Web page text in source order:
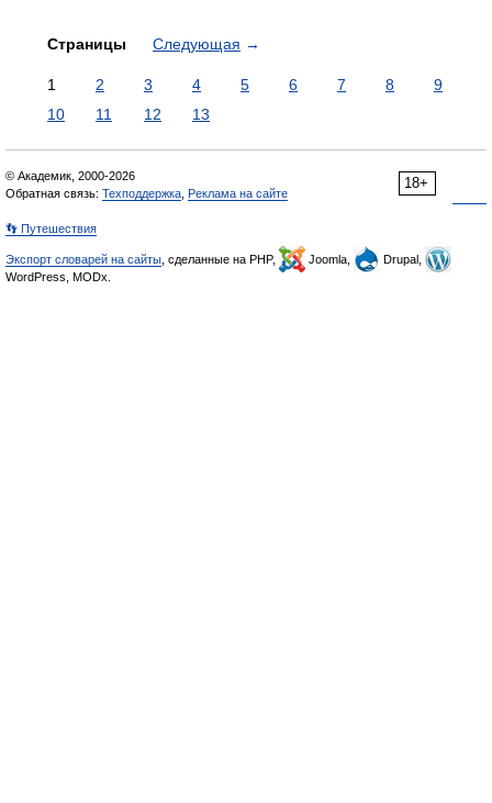
Страницы Следующая →
1 2 3 4 5 6 7 8
9
10
11 12 13
18+
© Академик, 2000-2026
Обратная связь: Техподдержка Реклама на сайте
👣 Путешествия
Экспорт словарей на сайты , сделанные на PHP, Joomla,
Drupal,
WordPress, MODx.